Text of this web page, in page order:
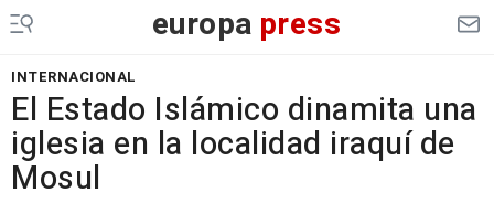
europa press
INTERNACIONAL
El Estado Islámico dinamita una
iglesia en la localidad iraquí de
Mosul